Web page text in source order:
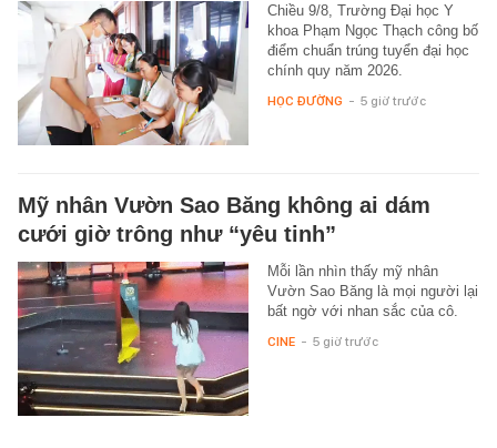
Chiều 9/8, Trường Đại học Y
khoa Phạm Ngọc Thạch công bố
điểm chuẩn trúng tuyển đại học
chính quy năm 2026.
HỌC ĐƯỜNG - 5 giờ trước
Mỹ nhân Vườn Sao Băng không ai dám
cưới giờ trông như “yêu tinh”
Mỗi lần nhìn thấy mỹ nhân
Vườn Sao Băng là mọi người lại
bất ngờ với nhan sắc của cô.
CINE - 5 giờ trước